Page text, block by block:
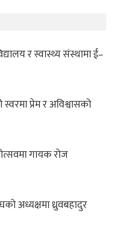
र स्वास्थ्य संस्थामा ई–
प्रेम र अविश्वासको
गायक रोज
अध्यक्षमा ध्रुवबहादुर